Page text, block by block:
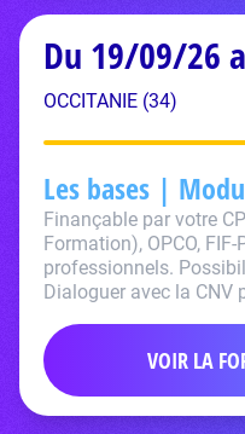
Du 19/09/26
OCCITANIE (34)
Les bases |
Finançable par votre
Formation), OPCO,
professionnels.
Dialoguer avec la CNV
VOIR LA